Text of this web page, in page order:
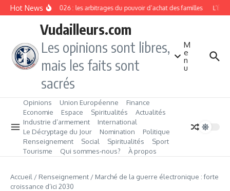
Aller au contenu
Hot NewsRentrée 2026 : les arbitrages du pouvoir d’achat des familles
Vudailleurs.com
Les opinions sont libres,
mais les faits sont
sacrés
M
e
n
u
Opinions Union Européenne
Finance
Economie
Espace Spiritualités
Actualités
Industrie d’armement
International
Le Décryptage du Jour
Nomination
Politique
Renseignement
Social Spiritualités
Sport
Tourisme
Qui sommes‑nous? À propos
Accueil / Renseignement / Marché de la guerre électronique : forte
croissance d’ici 2030